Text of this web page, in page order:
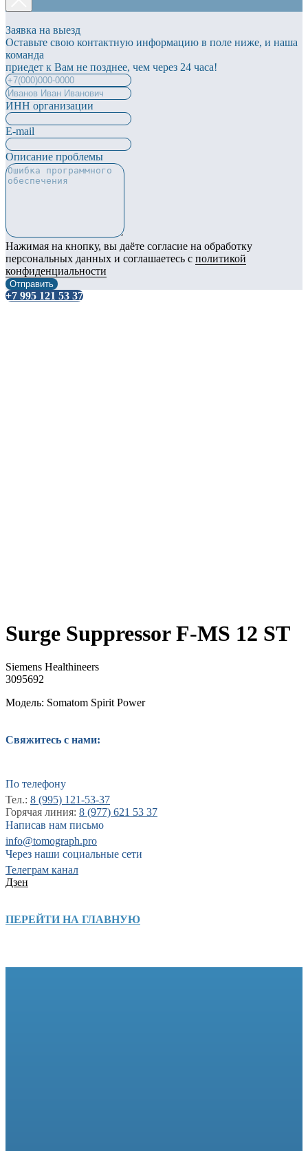
Заявка на выезд
Оставьте свою контактную информацию в поле ниже, и наша
команда
приедет к Вам не позднее, чем через 24 часа!
ИНН организации
E-mail
Описание проблемы
Нажимая на кнопку, вы даёте согласие на обработку
персональных данных и соглашаетесь с политикой
конфиденциальности
Отправить
+7 995 121 53 37
Surge Suppressor F-MS 12 ST
Siemens Healthineers
3095692
Модель: Somatom Spirit Power
Свяжитесь с нами:
По телефону
Тел.: 8 (995) 121-53-37
Горячая линия: 8 (977) 621 53 37
Написав нам письмо
info@tomograph.pro
Через наши социальные сети
Телеграм канал
Дзен
ПЕРЕЙТИ НА ГЛАВНУЮ